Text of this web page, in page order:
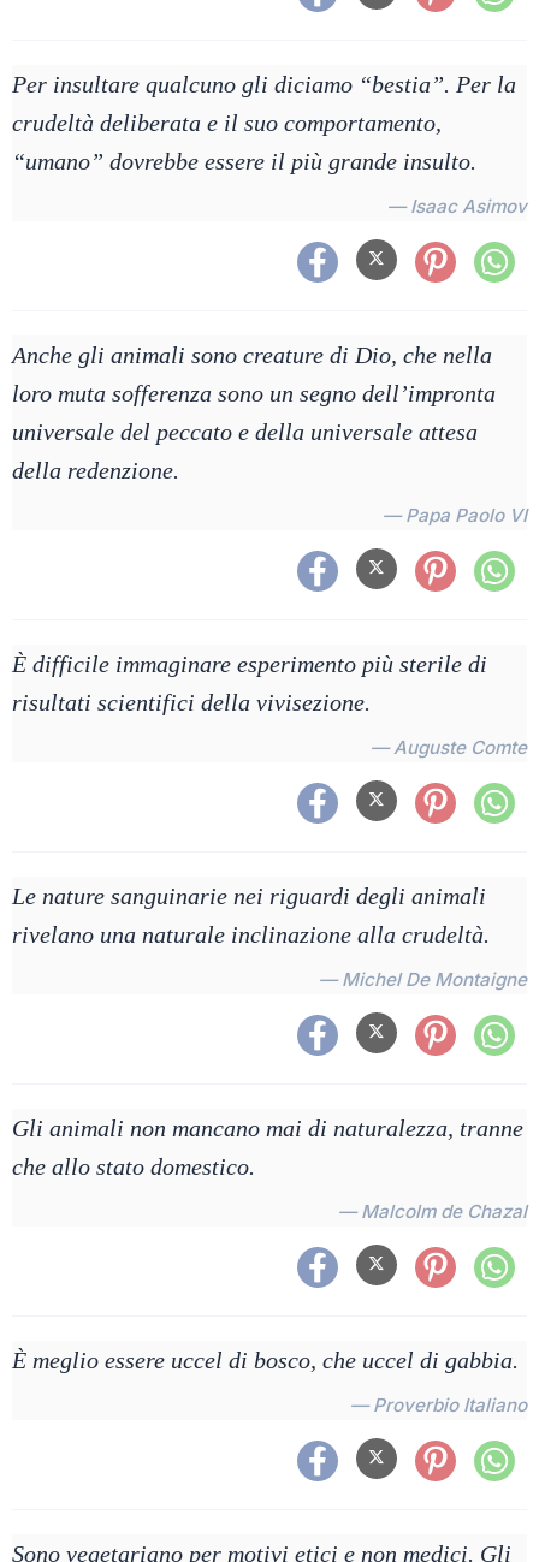
Per insultare qualcuno gli diciamo “bestia”. Per la
crudeltà deliberata e il suo comportamento,
“umano” dovrebbe essere il più grande insulto.
— Isaac Asimov
Anche gli animali sono creature di Dio, che nella
loro muta sofferenza sono un segno dell’impronta
universale del peccato e della universale attesa
della redenzione.
— Papa Paolo VI
È difficile immaginare esperimento più sterile di
risultati scientifici della vivisezione.
— Auguste Comte
Le nature sanguinarie nei riguardi degli animali
rivelano una naturale inclinazione alla crudeltà.
— Michel De Montaigne
Gli animali non mancano mai di naturalezza, tranne
che allo stato domestico.
— Malcolm de Chazal
È meglio essere uccel di bosco, che uccel di gabbia.
— Proverbio Italiano
Sono vegetariano per motivi etici e non medici. Gli